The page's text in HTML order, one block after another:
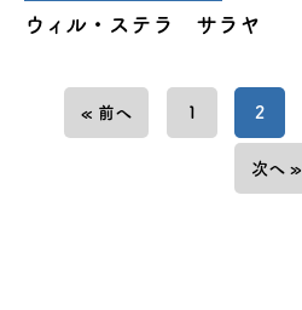
ウィル・ステラ サラヤ
« 前へ 1 2
次へ »